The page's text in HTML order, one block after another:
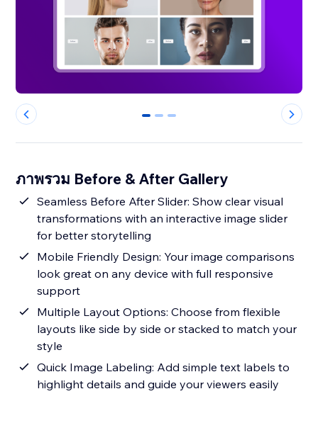
0 1 2
ภาพรวม Before & After Gallery
Seamless Before After Slider: Show clear visual
transformations with an interactive image slider
for better storytelling
Mobile Friendly Design: Your image comparisons
look great on any device with full responsive
support
Multiple Layout Options: Choose from flexible
layouts like side by side or stacked to match your
style
Quick Image Labeling: Add simple text labels to
highlight details and guide your viewers easily